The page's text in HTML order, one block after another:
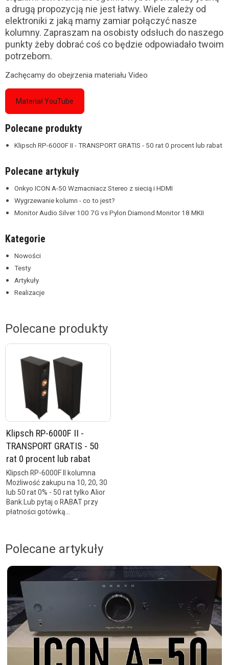
a drugą propozycją nie jest łatwy. Wiele zależy od
elektroniki z jaką mamy zamiar połączyć nasze
kolumny. Zapraszam na osobisty odsłuch do naszego
punkty żeby dobrać coś co będzie odpowiadało twoim
potrzebom.
Zachęcamy do obejrzenia materiału Video
Materiał YouTube
Polecane produkty
Klipsch RP-6000F II - TRANSPORT GRATIS - 50 rat 0 procent lub rabat
Polecane artykuły
Onkyo ICON A-50 Wzmacniacz Stereo z siecią i HDMI
Wygrzewanie kolumn - co to jest?
Monitor Audio Silver 100 7G vs Pylon Diamond Monitor 18 MKII
Kategorie
Nowości
Testy
Artykuły
Realizacje
Polecane produkty
Klipsch RP-6000F II -
TRANSPORT GRATIS - 50
rat 0 procent lub rabat
Klipsch RP-6000F II kolumna
Możliwość zakupu na 10, 20, 30
lub 50 rat 0% - 50 rat tylko Alior
Bank.Lub pytaj o RABAT przy
płatności gotówką...
Polecane artykuły